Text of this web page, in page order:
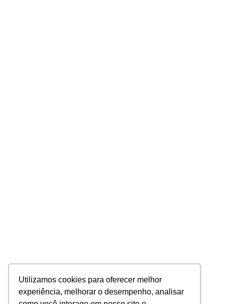
Utilizamos cookies para oferecer melhor
experiência, melhorar o desempenho, analisar